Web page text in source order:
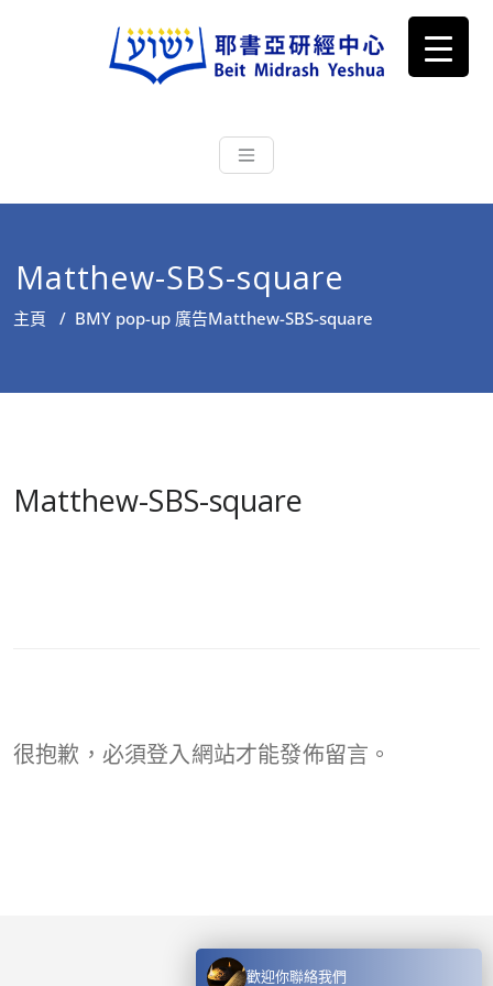
耶書亞研經中心
根源明白聖經，成為更好的門徒
Matthew-SBS-square
主頁 / BMY pop-up 廣告Matthew-SBS-square
Matthew-SBS-square
很抱歉，必須登入網站才能發佈留言。
歡迎你聯絡我們